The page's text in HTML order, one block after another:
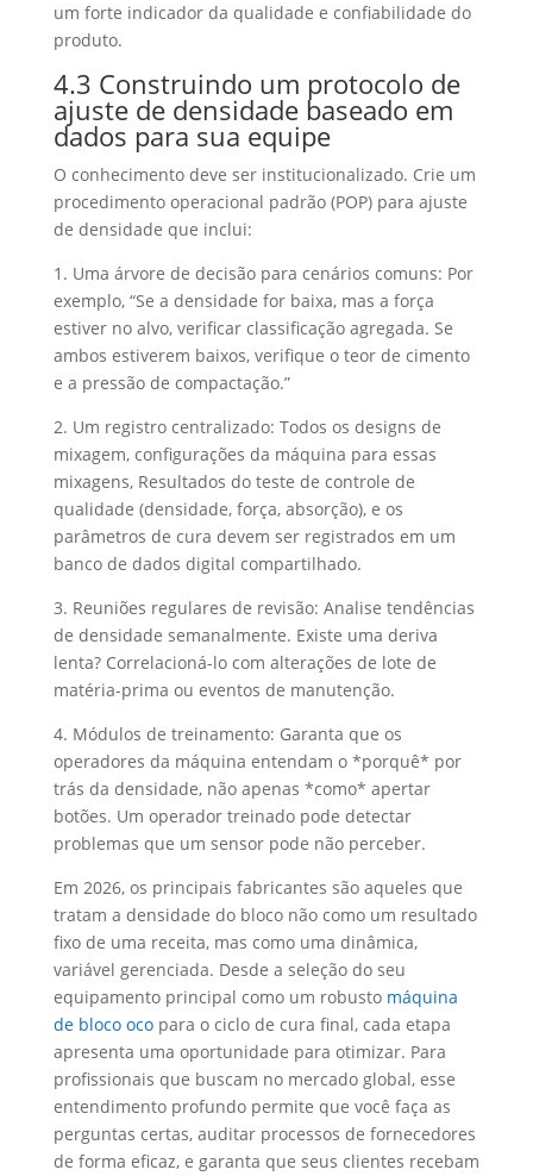
um forte indicador da qualidade e confiabilidade do
produto.
4.3 Construindo um protocolo de
ajuste de densidade baseado em
dados para sua equipe
O conhecimento deve ser institucionalizado. Crie um
procedimento operacional padrão (POP) para ajuste
de densidade que inclui:
1. Uma árvore de decisão para cenários comuns: Por
exemplo, “Se a densidade for baixa, mas a força
estiver no alvo, verificar classificação agregada. Se
ambos estiverem baixos, verifique o teor de cimento
e a pressão de compactação.”
2. Um registro centralizado: Todos os designs de
mixagem, configurações da máquina para essas
mixagens, Resultados do teste de controle de
qualidade (densidade, força, absorção), e os
parâmetros de cura devem ser registrados em um
banco de dados digital compartilhado.
3. Reuniões regulares de revisão: Analise tendências
de densidade semanalmente. Existe uma deriva
lenta? Correlacioná-lo com alterações de lote de
matéria-prima ou eventos de manutenção.
4. Módulos de treinamento: Garanta que os
operadores da máquina entendam o *porquê* por
trás da densidade, não apenas *como* apertar
botões. Um operador treinado pode detectar
problemas que um sensor pode não perceber.
Em 2026, os principais fabricantes são aqueles que
tratam a densidade do bloco não como um resultado
fixo de uma receita, mas como uma dinâmica,
variável gerenciada. Desde a seleção do seu
equipamento principal como um robusto máquina
de bloco oco para o ciclo de cura final, cada etapa
apresenta uma oportunidade para otimizar. Para
profissionais que buscam no mercado global, esse
entendimento profundo permite que você faça as
perguntas certas, auditar processos de fornecedores
de forma eficaz, e garanta que seus clientes recebam